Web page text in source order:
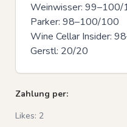
Previous slide
Weinwisser: 99–100/
Parker: 98–100/100
Wine Cellar Insider:
Gerstl: 20/20
Zahlung per:
Likes: 2